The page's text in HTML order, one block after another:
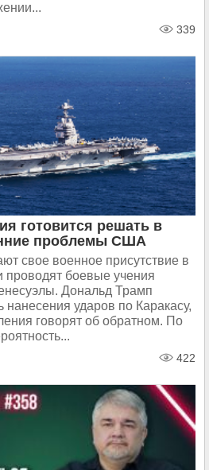
339
готовится решать в
проблемы США
свое военное присутствие в
проводят боевые учения
Дональд Трамп
нанесения ударов по Каракасу,
говорят об обратном. По
422